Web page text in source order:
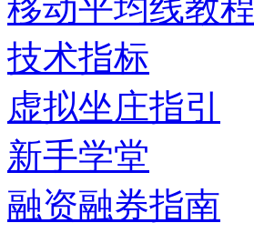
移动平均线教程
技术指标
虚拟坐庄指引
新手学堂
融资融券指南